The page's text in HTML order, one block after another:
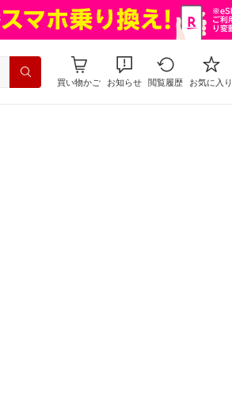
買い物かご お知らせ 閲覧履歴 お気に入り